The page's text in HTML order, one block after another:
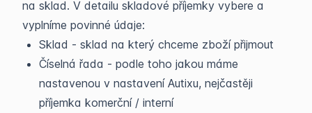
na sklad. V detailu skladové příjemky vybere a
vyplníme povinné údaje:
Sklad - sklad na který chceme zboží přijmout
Číselná řada - podle toho jakou máme
nastavenou v nastavení Autixu, nejčastěji
příjemka komerční / interní